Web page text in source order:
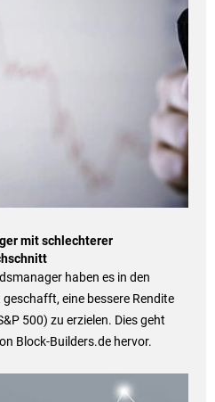
mit schlechterer
haben es in den
eine bessere Rendite
500) zu erzielen. Dies geht
Block-Builders.de hervor.